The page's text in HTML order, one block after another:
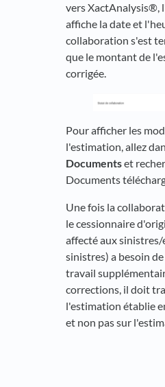
vers XactAnalysis®,
affiche la date et
collaboration s'est
que le montant de
corrigée.
Pour afficher les
l'estimation, allez
Documentset
Documents
Une fois la
le cessionnaire
affecté aux
sinistres) a besoin
travail
corrections, il doit
l'estimation établie
et non pas sur